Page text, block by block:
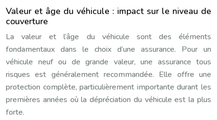
Valeur et âge du véhicule : impact sur le niveau de
couverture
La valeur et l’âge du véhicule sont des éléments
fondamentaux dans le choix d’une assurance. Pour un
véhicule neuf ou de grande valeur, une assurance tous
risques est généralement recommandée. Elle offre une
protection complète, particulièrement importante durant les
premières années où la dépréciation du véhicule est la plus
forte.